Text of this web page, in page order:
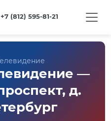
+7 (812) 595-81-21
—
д.